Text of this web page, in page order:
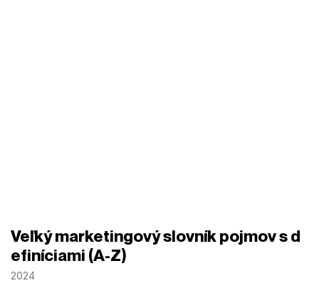
Veľký marketingový slovník pojmov s d
efiníciami (A-Z)
2024